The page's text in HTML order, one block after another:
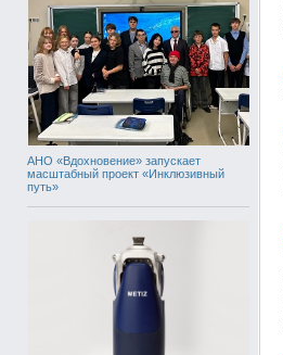
АНО «Вдохновение» запускает
масштабный проект «Инклюзивный
путь»